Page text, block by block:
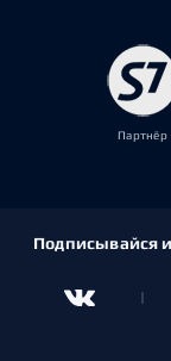
Партнёр
Подписывайся